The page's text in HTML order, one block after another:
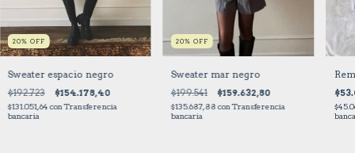
20% OFF
Sweater espacio negro
$192.723 $154.178,40
$131.051,64con Transferencia
bancaria
20% OFF
Sweater mar negro
$199.541 $159.632,80
$135.687,88conTransferencia
bancaria